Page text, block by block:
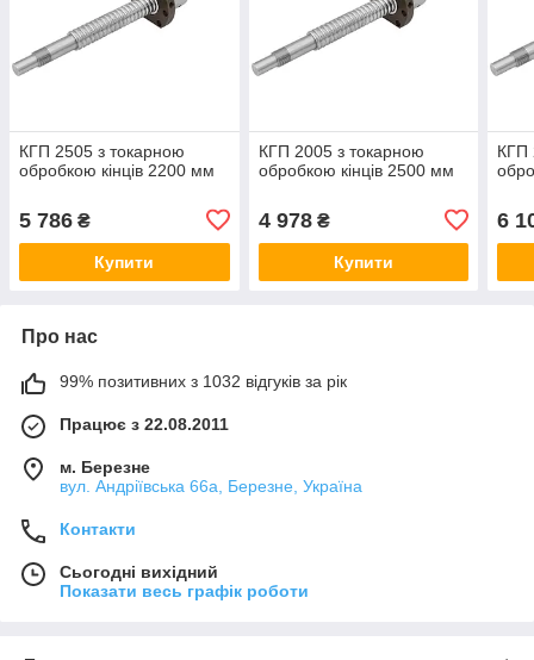
КГП 2505 з токарною
обробкою кінців 2200 мм
5 786 ₴
Купити
КГП 2005 з токарною
обробкою кінців 2500 мм
4 978₴
Купити
КГП
6
Про нас
99% позитивних з 1032 відгуків за рік
Працює з 22.08.2011
м. Березне
вул. Андріївська 66а, Березне, Україна
Контакти
Сьогодні вихідний
Показати весь графік роботи